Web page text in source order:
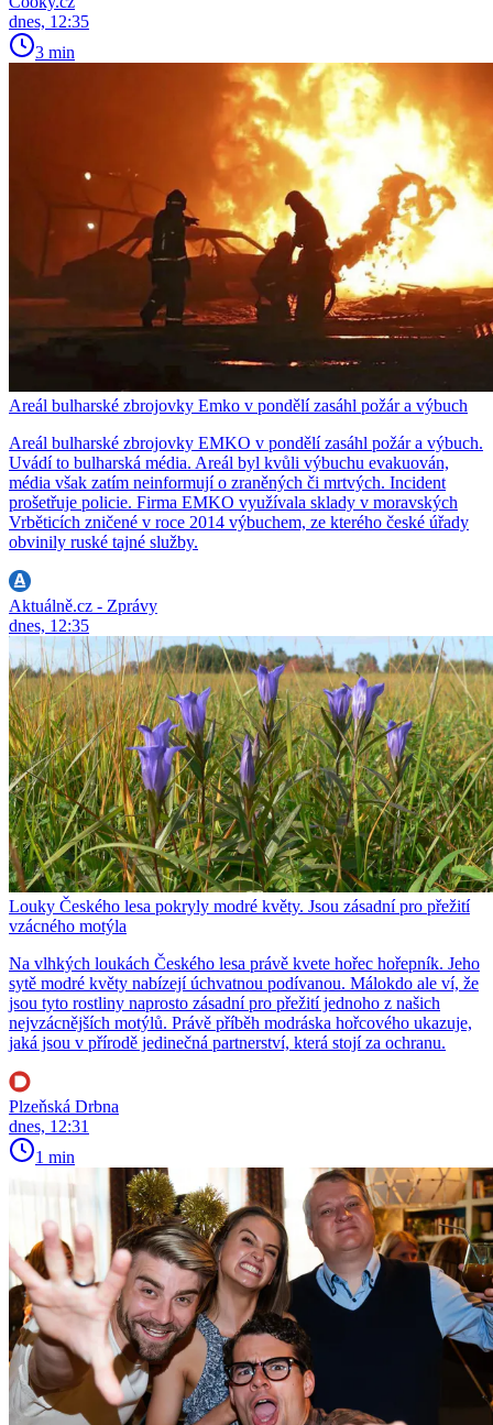
dnes, 12:35
3 min
Areál bulharské zbrojovky Emko v pondělí zasáhl požár a výbuch
Areál bulharské zbrojovky EMKO v pondělí zasáhl požár a výbuch.
Uvádí to bulharská média. Areál byl kvůli výbuchu evakuován,
média však zatím neinformují o zraněných či mrtvých. Incident
prošetřuje policie. Firma EMKO využívala sklady v moravských
Vrběticích zničené v roce 2014 výbuchem, ze kterého české úřady
obvinily ruské tajné služby.
Aktuálně.cz - Zprávy
dnes, 12:35
Louky Českého lesa pokryly modré květy. Jsou zásadní pro přežití
vzácného motýla
Na vlhkých loukách Českého lesa právě kvete hořec hořepník. Jeho
sytě modré květy nabízejí úchvatnou podívanou. Málokdo ale ví, že
jsou tyto rostliny naprosto zásadní pro přežití jednoho z našich
nejvzácnějších motýlů. Právě příběh modráska hořcového ukazuje,
jaká jsou v přírodě jedinečná partnerství, která stojí za ochranu.
Plzeňská Drbna
dnes, 12:31
1 min